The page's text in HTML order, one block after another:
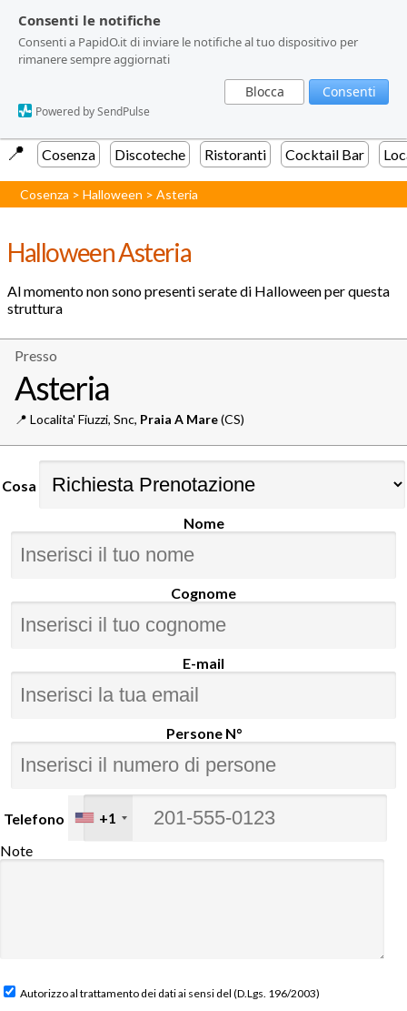
Consenti le notifiche
Consenti a PapidO.it di inviare le notifiche al tuo dispositivo per
rimanere sempre aggiornati
Blocca Consenti
Powered by SendPulse
Consenti le notifiche
Consenti a PapidO.it di inviare le notifiche al tuo dispositivo per
rimanere sempre aggiornati
Blocca Consenti
Powered by SendPulse
📍️ Cosenza Discoteche Ristoranti Cocktail Bar
Cosenza >Halloween >Asteria
Halloween Asteria
Al momento non sono presenti serate di Halloween per questa
struttura
Presso
Asteria
📍️ Localita' Fiuzzi, Snc, Praia A Mare(CS)
Cosa
Nome
Cognome
E-mail
Persone N°
Telefono
+1
Note
Autorizzo al trattamento dei dati ai sensi del (D.Lgs. 196/2003)